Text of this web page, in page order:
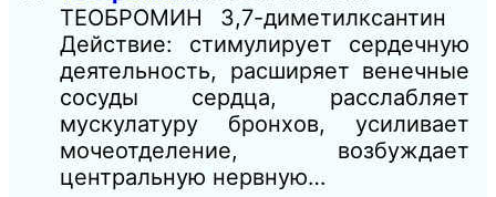
ТЕОБРОМИН 3,7-диметилксантин
Действие: стимулирует сердечную
деятельность, расширяет венечные
сосуды сердца, расслабляет
мускулатуру бронхов, усиливает
мочеотделение, возбуждает
центральную нервную…